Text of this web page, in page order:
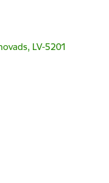
LV-5201